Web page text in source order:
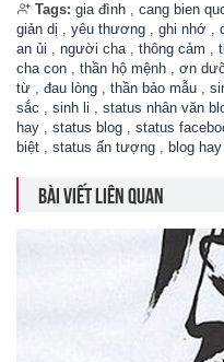
Tags: gia đình , cang bien
giản dị , yêu thương , ghi nhớ ,
an ủi , người cha, thông cảm ,
cha con , thần hộ mệnh , ơn
từ , đau lòng , thần bảo mẫu ,
sắc , sinh li , status nhân văn
hay , status blog , status
biệt , status ấn tượng , blog hay
BÀI VIẾT LIÊN QUAN